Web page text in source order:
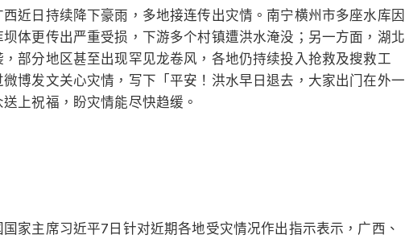
近日持续降下豪雨，多地接连传出灾情。南宁横州市多座水库因
体更传出严重受损，下游多个村镇遭洪水淹没；另一方面，湖北
部分地区甚至出现罕见龙卷风，各地仍持续投入抢救及搜救工
博发文关心灾情，写下「平安！洪水早日退去，大家出门在外一
上祝福，盼灾情能尽快趋缓。
家主席习近平7日针对近期各地受灾情况作出指示表示，广西、